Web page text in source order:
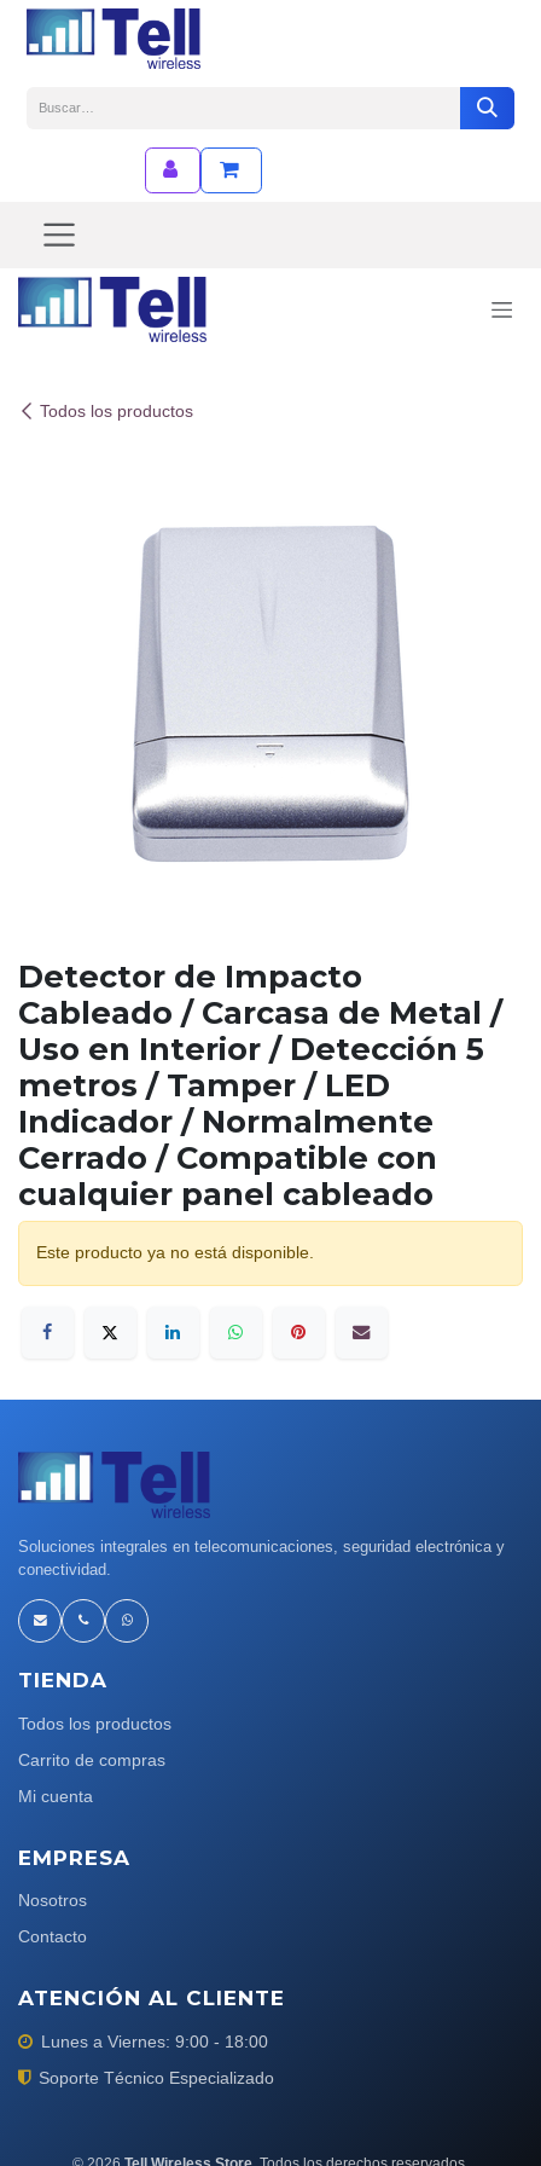
Ir al contenido
Todos los productos
Detector de Impacto
Cableado / Carcasa de Metal /
Uso en Interior / Detección 5
metros / Tamper / LED
Indicador / Normalmente
Cerrado / Compatible con
cualquier panel cableado
Este producto ya no está disponible.
Soluciones integrales en telecomunicaciones, seguridad electrónica y
conectividad.
TIENDA
Todos los productos
Carrito de compras
Mi cuenta
EMPRESA
Nosotros
Contacto
ATENCIÓN AL CLIENTE
Lunes a Viernes: 9:00 - 18:00
Soporte Técnico Especializado